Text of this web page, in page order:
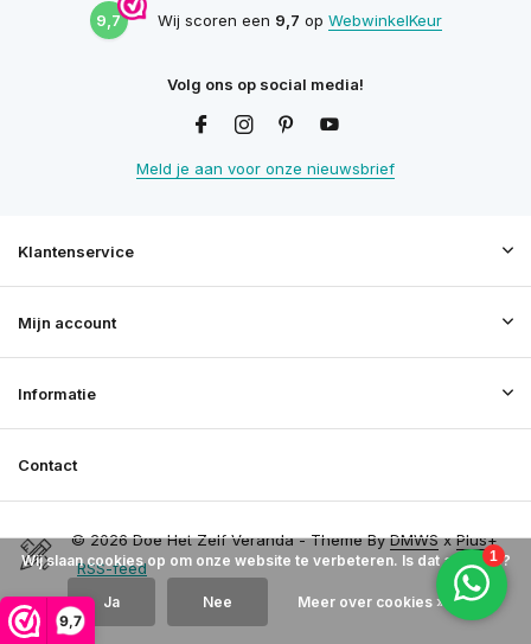
9,7
9,7 Wij scoren een 9,7 op WebwinkelKeur
Volg ons op social media!
Meld je aan voor onze nieuwsbrief
Klantenservice
Mijn account
Informatie
Contact
© 2026 Doe Het Zelf Veranda - Theme ByDMWSxPlus+
RSS-feed
Wij slaan cookies op om onze website te verbeteren. Is dat akkoord?
Ja Nee Meer over cookies »